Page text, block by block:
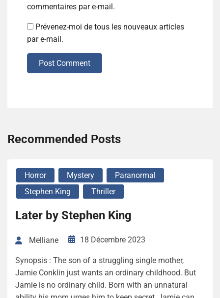
commentaires par e-mail.
Prévenez-moi de tous les nouveaux articles
par e-mail.
Post Comment
Recommended Posts
Horror Mystery
Paranormal
Stephen King
Thriller
Later by Stephen King
Melliane 18 Décembre 2023
Synopsis : The son of a struggling single mother,
Jamie Conklin just wants an ordinary childhood. But
Jamie is no ordinary child. Born with an unnatural